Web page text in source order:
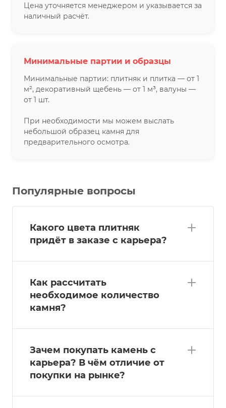
Цена уточняется менеджером и указывается за
наличный расчёт.
Минимальные партии и образцы
Минимальные партии: плитняк и плитка — от 1
м², декоративный щебень — от 1 м³, валуны —
от 1 шт.
При необходимости мы можем выслать
небольшой образец камня для
предварительного осмотра.
Популярные вопросы
Какого цвета плитняк
придёт в заказе с карьера?
Как рассчитать
необходимое количество
камня?
Зачем покупать камень с
карьера? В чём отличие от
покупки на рынке?